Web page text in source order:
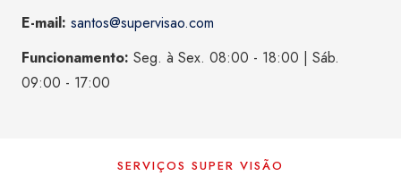
E-mail: santos@supervisao.com
Funcionamento: Seg. à Sex. 08:00 - 18:00 | Sáb.
09:00 - 17:00
SERVIÇOS SUPER VISÃO